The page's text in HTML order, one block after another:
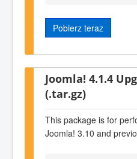
Pobierz teraz
Joomla! 4.1.4
(.tar.gz)
This package is for
Joomla! 3.10 and